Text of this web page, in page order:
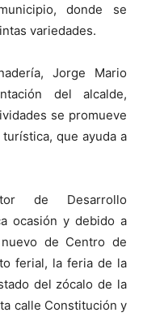
donde se
variedades.
Jorge Mario
del alcalde,
se promueve
que ayuda a
de Desarrollo
ocasión y debido a
de Centro de
ferial, la feria de la
del zócalo de la
calle Constitución y